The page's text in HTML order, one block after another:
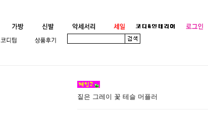
짙은 그레이 꽃 테슬 머플러